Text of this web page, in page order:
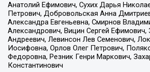
Анатолий Ефимович, Сухих Дарья
Петрович, Добровольская Анна
Александра Евгеньевна, Смирнов
Александрович, Вицин Сергей Ефимович,
Андреевич, Левинсон Лев Семенович,
Иосифовна, Орлов Олег Петрович,
Федоровна, Резник Генри Маркович,
Константинович